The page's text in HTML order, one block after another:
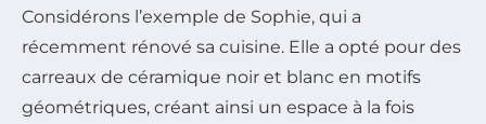
Considérons l’exemple de Sophie, qui a
récemment rénové sa cuisine. Elle a opté pour des
carreaux de céramique noir et blanc en motifs
géométriques, créant ainsi un espace à la fois